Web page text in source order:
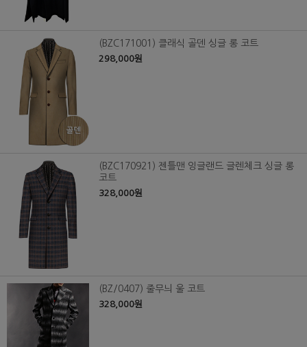
(BZC171001) 클래식 골덴 싱글 롱 코트
298,000원
(BZC170921) 젠틀맨 잉글랜드 글렌체크 싱글 롱
코트
328,000원
(BZ/0407) 줄무늬 울 코트
328,000원